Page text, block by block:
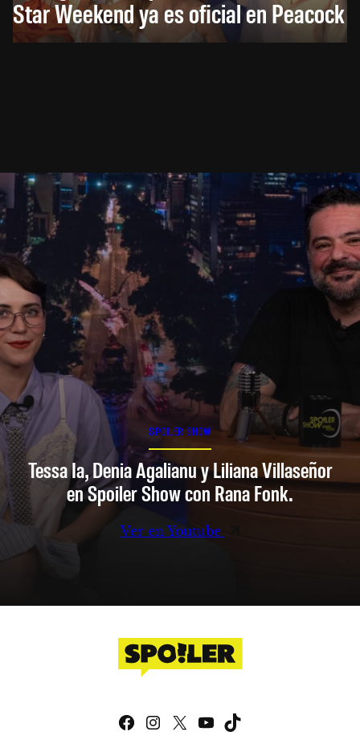
Star Weekend ya es oficial en Peacock
SPOILER SHOW
Tessa Ia, Denia Agalianu y Liliana Villaseñor
en Spoiler Show con Rana Fonk.
Ver en Youtube
Facebook
Instagram
X YouTube